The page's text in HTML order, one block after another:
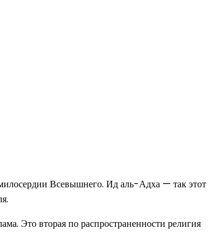
Всевышнего. Ид аль-Адха — так этот
Это вторая по распространенности религия